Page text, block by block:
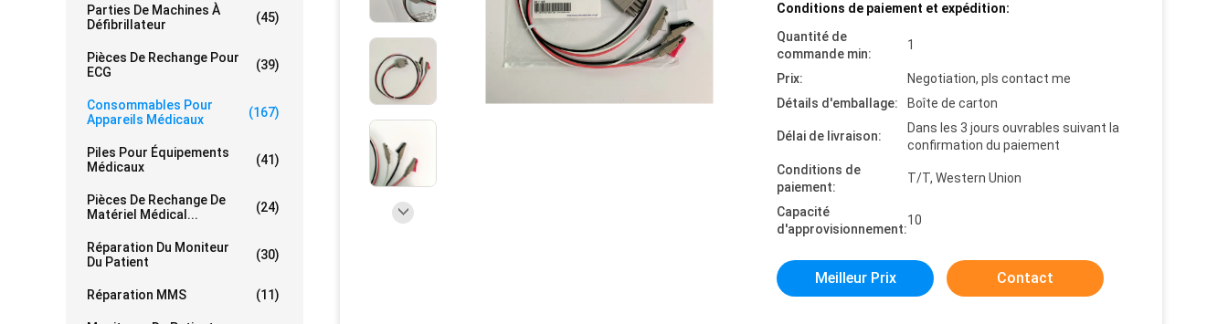
Parties De Machines À
Défibrillateur
(45)
Pièces De Rechange Pour
ECG
(39)
Consommables Pour
Appareils Médicaux
(167)
Piles Pour Équipements
Médicaux
(41)
Pièces De Rechange De
Matériel Médical...
(24)
Réparation Du Moniteur
Du Patient
(30)
Réparation MMS (11)
Conditions de paiement et expédition:
Quantité de
commande min:
1
Prix:
Negotiation, pls contact me
Détails d'emballage:
Boîte de carton
Délai de livraison:
Dans les 3 jours ouvrables suivant la
confirmation du paiement
Conditions de
paiement:
T/T, Western Union
Capacité
d'approvisionnement:
10
Meilleur Prix Contact